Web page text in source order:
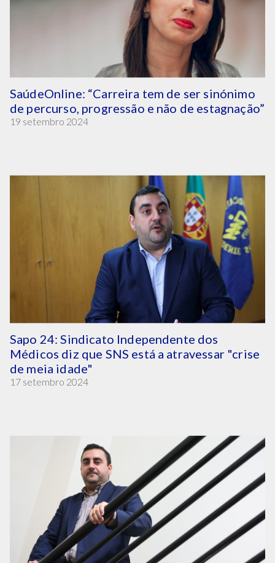
SaúdeOnline: “Carreira tem de ser sinónimo
de percurso, progressão e não de estagnação”
19 setembro 2024
Sapo 24: Sindicato Independente dos
Médicos diz que SNS está a atravessar "crise
de meia idade"
17 setembro 2024